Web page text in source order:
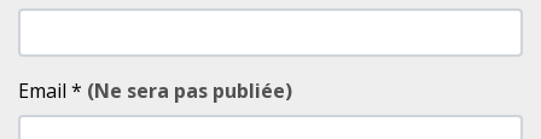
Email * (Ne sera pas publiée)